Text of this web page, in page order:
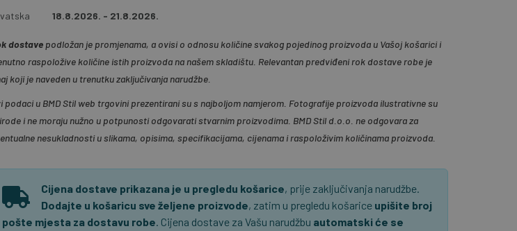
18.8.2026. - 21.8.2026.
dostavepodložan je promjenama, a ovisi o odnosu količine svakog pojedinog proizvoda u Vašoj košarici i
raspoložive količine istih proizvoda na našem skladištu. Relevantan predviđeni rok dostave robe je
koji je naveden u trenutku zaključivanja narudžbe.
podaci u BMD Stil web trgovini prezentirani su s najboljom namjerom. Fotografije proizvoda ilustrativne su
i ne moraju nužno u potpunosti odgovarati stvarnim proizvodima. BMD Stil d.o.o. ne odgovara za
nesukladnosti u slikama, opisima, specifikacijama, cijenama i raspoloživim količinama proizvoda.
Cijena dostave prikazana je u pregledu košarice, prije zaključivanja narudžbe.
Dodajte u košaricu sve željene proizvode, zatim u pregledu košarice upišite broj
pošte mjesta za dostavu robe. Cijena dostave za Vašu narudžbu automatski će se